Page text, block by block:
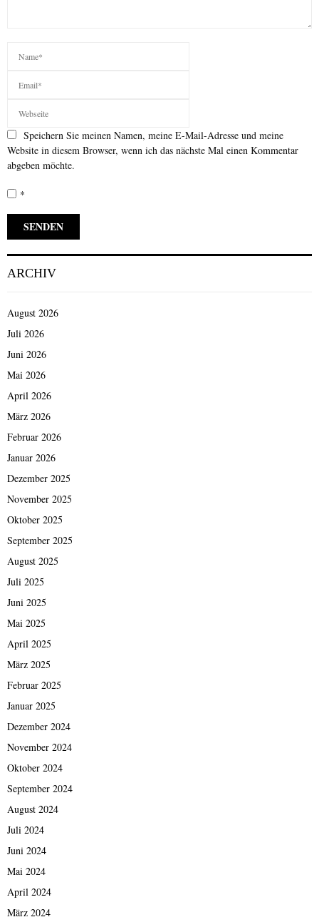
Speichern Sie meinen Namen, meine E-Mail-Adresse und meine
Website in diesem Browser, wenn ich das nächste Mal einen Kommentar
abgeben möchte.
*
ARCHIV
August 2026
Juli 2026
Juni 2026
Mai 2026
April 2026
März 2026
Februar 2026
Januar 2026
Dezember 2025
November 2025
Oktober 2025
September 2025
August 2025
Juli 2025
Juni 2025
Mai 2025
April 2025
März 2025
Februar 2025
Januar 2025
Dezember 2024
November 2024
Oktober 2024
September 2024
August 2024
Juli 2024
Juni 2024
Mai 2024
April 2024
März 2024